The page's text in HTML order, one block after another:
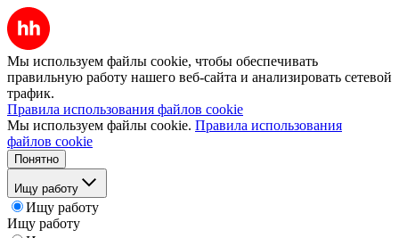
Мы используем файлы cookie, чтобы обеспечивать
правильную работу нашего веб-сайта и анализировать сетевой
трафик.
Правила использования файлов cookie
Мы используем файлы cookie. Правила использования
файлов cookie
Понятно
Ищу работу
Ищу работу
Ищу работу